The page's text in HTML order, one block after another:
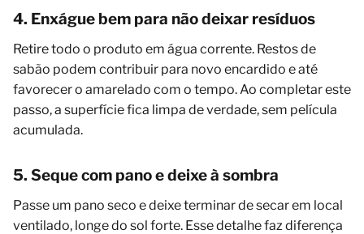
4. Enxágue bem para não deixar resíduos
Retire todo o produto em água corrente. Restos de
sabão podem contribuir para novo encardido e até
favorecer o amarelado com o tempo. Ao completar este
passo, a superfície fica limpa de verdade, sem película
acumulada.
5. Seque com pano e deixe à sombra
Passe um pano seco e deixe terminar de secar em local
ventilado, longe do sol forte. Esse detalhe faz diferença